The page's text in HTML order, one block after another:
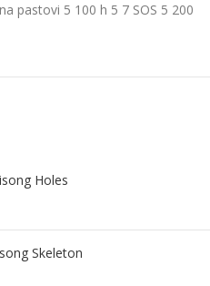
pastovi 5 100 h 5 7 SOS 5 200
Holes
Skeleton